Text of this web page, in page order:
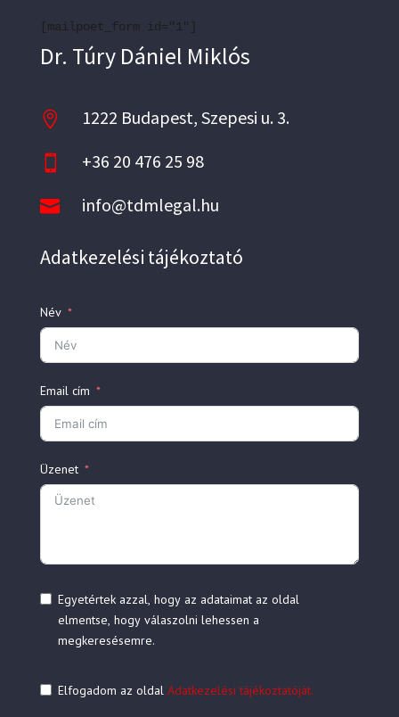
[mailpoet_form id="1"]
Dr. Túry Dániel Miklós
 1222 Budapest, Szepesi u. 3.
 +36 20 476 25 98
 info@tdmlegal.hu
Adatkezelési tájékoztató
Név
Email cím
Üzenet
Egyetértek azzal, hogy az adataimat az oldal
elmentse, hogy válaszolni lehessen a
megkeresésemre.
Elfogadom az oldal Adatkezelési tájékoztatóját.